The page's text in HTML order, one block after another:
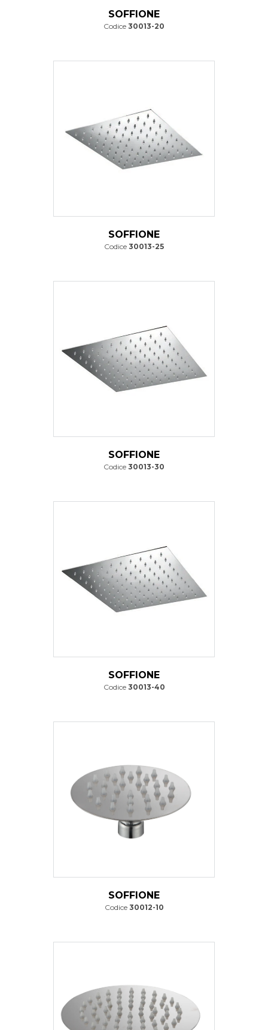
SOFFIONE
Codice 30013-20
SOFFIONE
Codice 30013-25
SOFFIONE
Codice 30013-30
SOFFIONE
Codice 30013-40
SOFFIONE
Codice 30012-10